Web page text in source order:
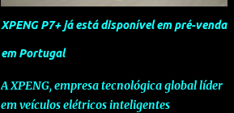
XPENG P7+ já está disponível em pré-venda
em Portugal
A XPENG, empresa tecnológica global líder
em veículos elétricos inteligentes